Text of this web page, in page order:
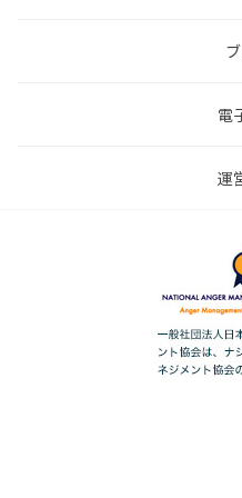
電
運